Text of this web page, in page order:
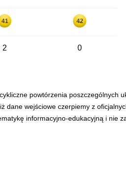
41 42
2 0
powtórzenia poszczególnych
dane wejściowe czerpiemy z
informacyjno-edukacyjną i nie